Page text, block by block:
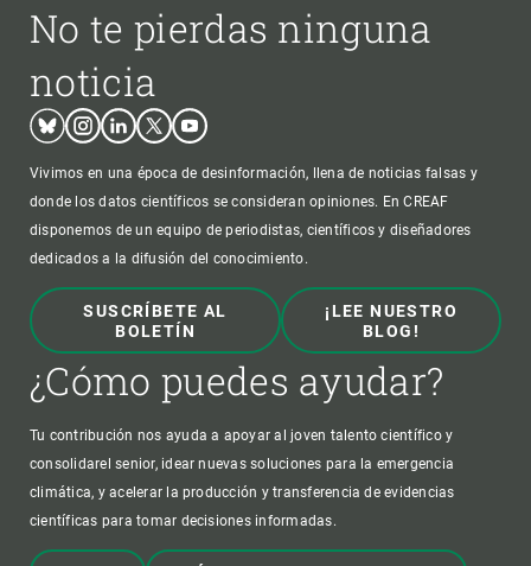
No te pierdas ninguna
noticia
BlueskyInstagram
LinkedinTwitterYoutube
Vivimos en una época de desinformación, llena de noticias falsas y
donde los datos científicos se consideran opiniones. En CREAF
disponemos de un equipo de periodistas, científicos y diseñadores
dedicados a la difusión del conocimiento.
SUSCRÍBETE AL
BOLETÍN
¡LEE NUESTRO
BLOG!
¿Cómo puedes ayudar?
Tu contribución nos ayuda a apoyar al joven talento científico y
consolidarel senior, idear nuevas soluciones para la emergencia
climática, y acelerar la producción y transferencia de evidencias
científicas para tomar decisiones informadas.